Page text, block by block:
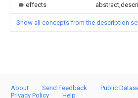
effects
Show all concepts from the description
About Send Feedback Public
Privacy Policy
Help